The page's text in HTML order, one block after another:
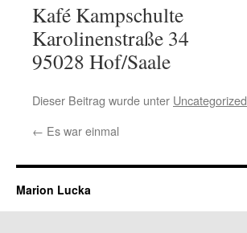
Kafé Kampschulte
Karolinenstraße 34
95028 Hof/Saale
Dieser Beitrag wurde unter Uncategorized
← Es war einmal
Marion Lucka